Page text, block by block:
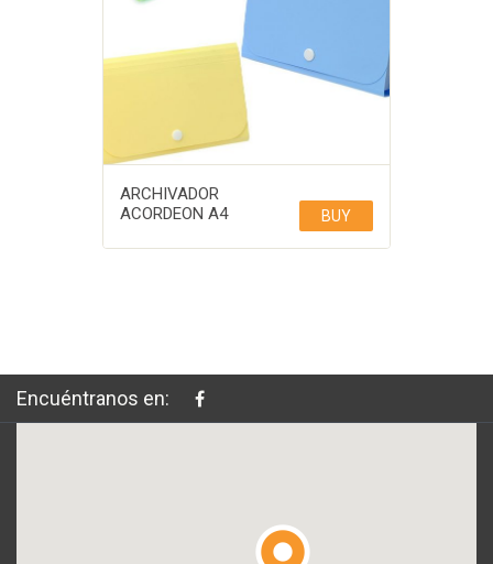
ARCHIVADOR
ACORDEON A4
BUY
Encuéntranos en: